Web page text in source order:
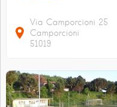
Via Camporcioni 25
Camporcioni
51019